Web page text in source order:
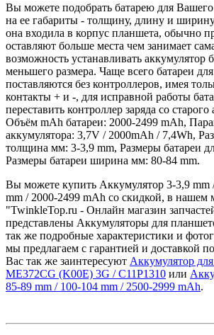
Вы можете подобрать батарею для
на ее габариты - толщину, длину и
она входила в корпус планшета, обычно
оставляют больше места чем занимает
возможность устанавливать аккумулятор
меньшего размера. Чаще всего батареи
поставляются без контроллеров, имея
контакты + и -, для исправной работы
переставить контроллер заряда со старого
Объём mAh батареи: 2000-2499 mAh,
аккумулятора: 3,7V / 2000mAh / 7,4Wh,
толщина мм: 3-3,9 mm, Размеры батареи
Размеры батареи ширина мм: 80-84 mm.
Вы можете купить Аккумулятор 3-3,9 mm
mm / 2000-2499 mAh со скидкой, в нашем
"TwinkleTop.ru - Онлайн магазин
представлены Аккумуляторы для
так же подробные характеристики и
мы предлагаем с гарантией и доставкой
Вас так же заинтересуют Аккумулятор
ME372CG (K00E) 3G / C11P1310 или
85-89 mm / 100-104 mm / 2500-2999 mAh.